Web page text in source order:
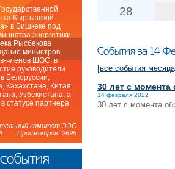
28
События за 14
[все события
30 лет с момента
14 февраля 2022
30 лет с момента
Кыргызской
в Бишкеке под
энергетики
Рысбекова
министров
членов ШОС, в
руководители
Белоруссии,
Кахахстана, Китая,
Узбекистана, а
статусе партнера
комитет ЭЭС
Просмотров: 2695